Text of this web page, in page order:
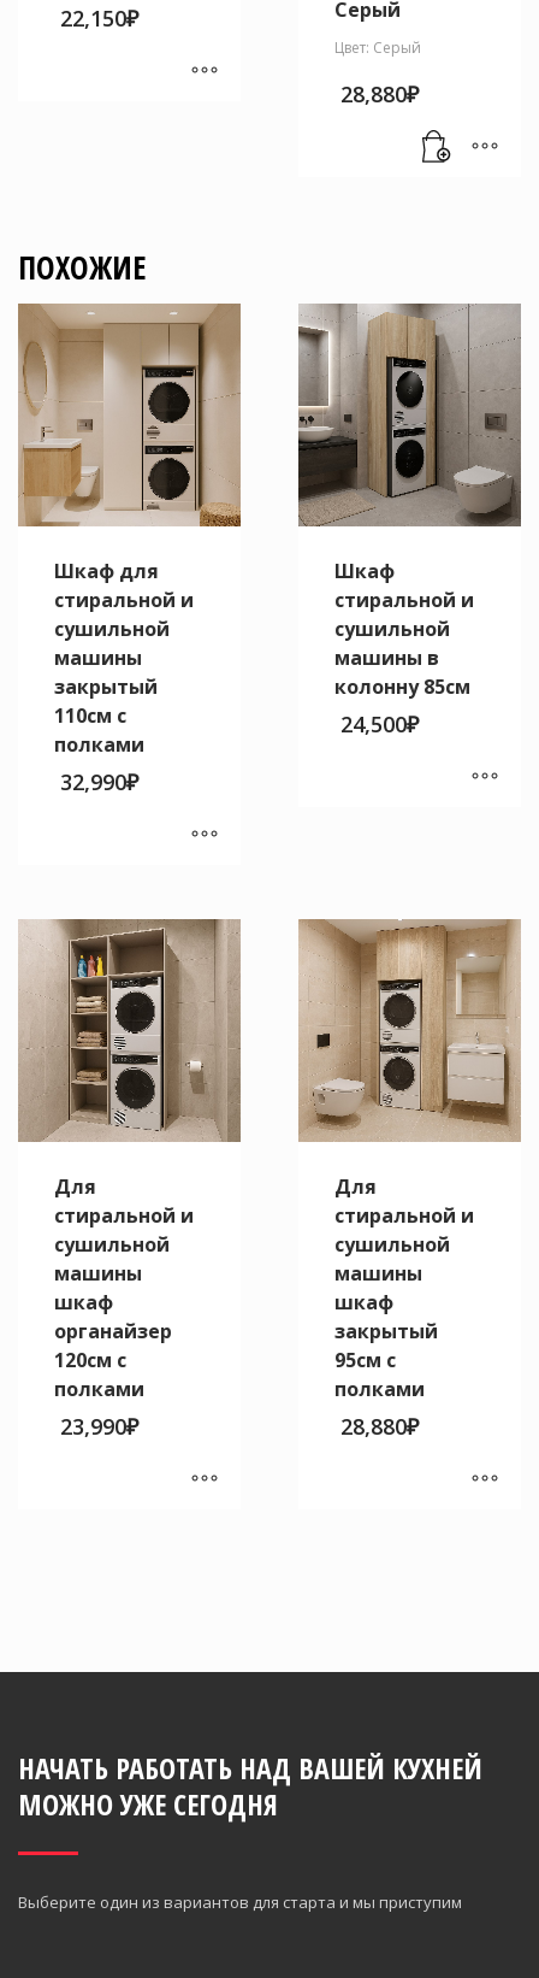
22,150₽
можно
выбрать
странице
товара.
Серый
Цвет: Серый
28,880₽
ПОХОЖИЕ
Шкаф для
стиральной и
сушильной
машины
закрытый
110см с
полками
32,990₽
имеет
несколько
вариаций.
Опции
можно
выбрать
на
странице
товара.
Шкаф
стиральной и
сушильной
машины в
колонну 85см
24,500₽
вариаций.
Опции
можно
выбрать
на
странице
товара.
Для
стиральной и
сушильной
машины
шкаф
органайзер
120см с
полками
23,990₽
странице
товара.
Для
стиральной и
сушильной
машины
шкаф
закрытый
95см с
полками
28,880₽
странице
товара.
НАЧАТЬ РАБОТАТЬ НАД ВАШЕЙ КУХНЕЙ
МОЖНО УЖЕ СЕГОДНЯ
Выберите один из вариантов для старта и мы приступим